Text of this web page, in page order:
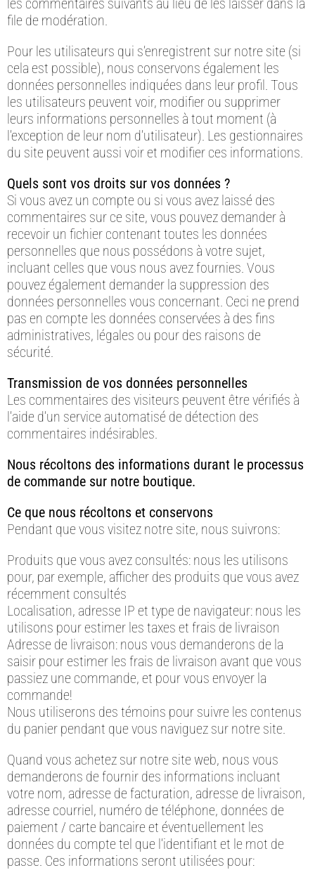
les commentaires suivants au lieu de les laisser dans la
file de modération.
Pour les utilisateurs qui s’enregistrent sur notre site (si
cela est possible), nous conservons également les
données personnelles indiquées dans leur profil. Tous
les utilisateurs peuvent voir, modifier ou supprimer
leurs informations personnelles à tout moment (à
l’exception de leur nom d’utilisateur). Les gestionnaires
du site peuvent aussi voir et modifier ces informations.
Quels sont vos droits sur vos données ?
Si vous avez un compte ou si vous avez laissé des
commentaires sur ce site, vous pouvez demander à
recevoir un fichier contenant toutes les données
personnelles que nous possédons à votre sujet,
incluant celles que vous nous avez fournies. Vous
pouvez également demander la suppression des
données personnelles vous concernant. Ceci ne prend
pas en compte les données conservées à des fins
administratives, légales ou pour des raisons de
sécurité.
Transmission de vos données personnelles
Les commentaires des visiteurs peuvent être vérifiés à
l’aide d’un service automatisé de détection des
commentaires indésirables.
Nous récoltons des informations durant le processus
de commande sur notre boutique.
Ce que nous récoltons et conservons
Pendant que vous visitez notre site, nous suivrons:
Produits que vous avez consultés: nous les utilisons
pour, par exemple, afficher des produits que vous avez
récemment consultés
Localisation, adresse IP et type de navigateur: nous les
utilisons pour estimer les taxes et frais de livraison
Adresse de livraison: nous vous demanderons de la
saisir pour estimer les frais de livraison avant que vous
passiez une commande, et pour vous envoyer la
commande!
Nous utiliserons des témoins pour suivre les contenus
du panier pendant que vous naviguez sur notre site.
Quand vous achetez sur notre site web, nous vous
demanderons de fournir des informations incluant
votre nom, adresse de facturation, adresse de livraison,
adresse courriel, numéro de téléphone, données de
paiement / carte bancaire et éventuellement les
données du compte tel que l’identifiant et le mot de
passe. Ces informations seront utilisées pour: